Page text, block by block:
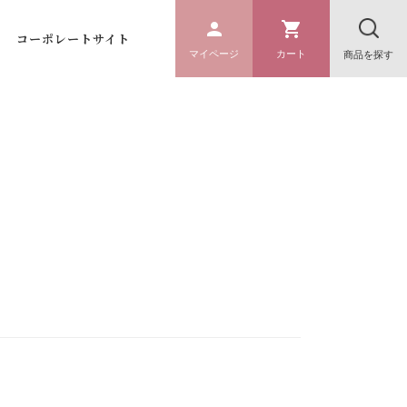
コーポレートサイト
マイページ カート 商品を探す